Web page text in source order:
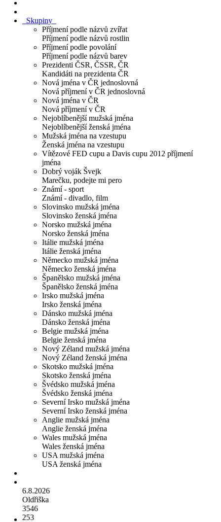
Skupiny
Příjmení podle názvů zvířat
Příjmení podle názvů rostlin
Příjmení podle povolání
Příjmení podle názvů barev
Prezidenti ČSR, ČSSR, ČR
Kandidáti na prezidenta ČR
Nová jména v ČR jednoslovná
Nová příjmení v ČR jednoslovná
Nová jména v ČR
Nová příjmení v ČR
Nejoblíbenější mužská jména
Nejoblíbenější ženská jména
Mužská jména na vzestupu
Ženská jména na vzestupu
Vítězové FED cupu a Davis cupu 2012 příjmení
jména
Dobrý voják Švejk
Marečku, podejte mi pero
Známí - sport
Známí - divadlo, film
Slovinsko mužská jména
Slovinsko ženská jména
Norsko mužská jména
Norsko ženská jména
Itálie mužská jména
Itálie ženská jména
Německo mužská jména
Německo ženská jména
Španělsko mužská jména
Španělsko ženská jména
Irsko mužská jména
Irsko ženská jména
Dánsko mužská jména
Dánsko ženská jména
Belgie mužská jména
Belgie ženská jména
Nový Zéland mužská jména
Nový Zéland ženská jména
Skotsko mužská jména
Skotsko ženská jména
Švédsko mužská jména
Švédsko ženská jména
Severní Irsko mužská jména
Severní Irsko ženská jména
Anglie mužská jména
Anglie ženská jména
Wales mužská jména
Wales ženská jména
USA mužská jména
USA ženská jména
6.8.2026
Oldřiška
3546
253